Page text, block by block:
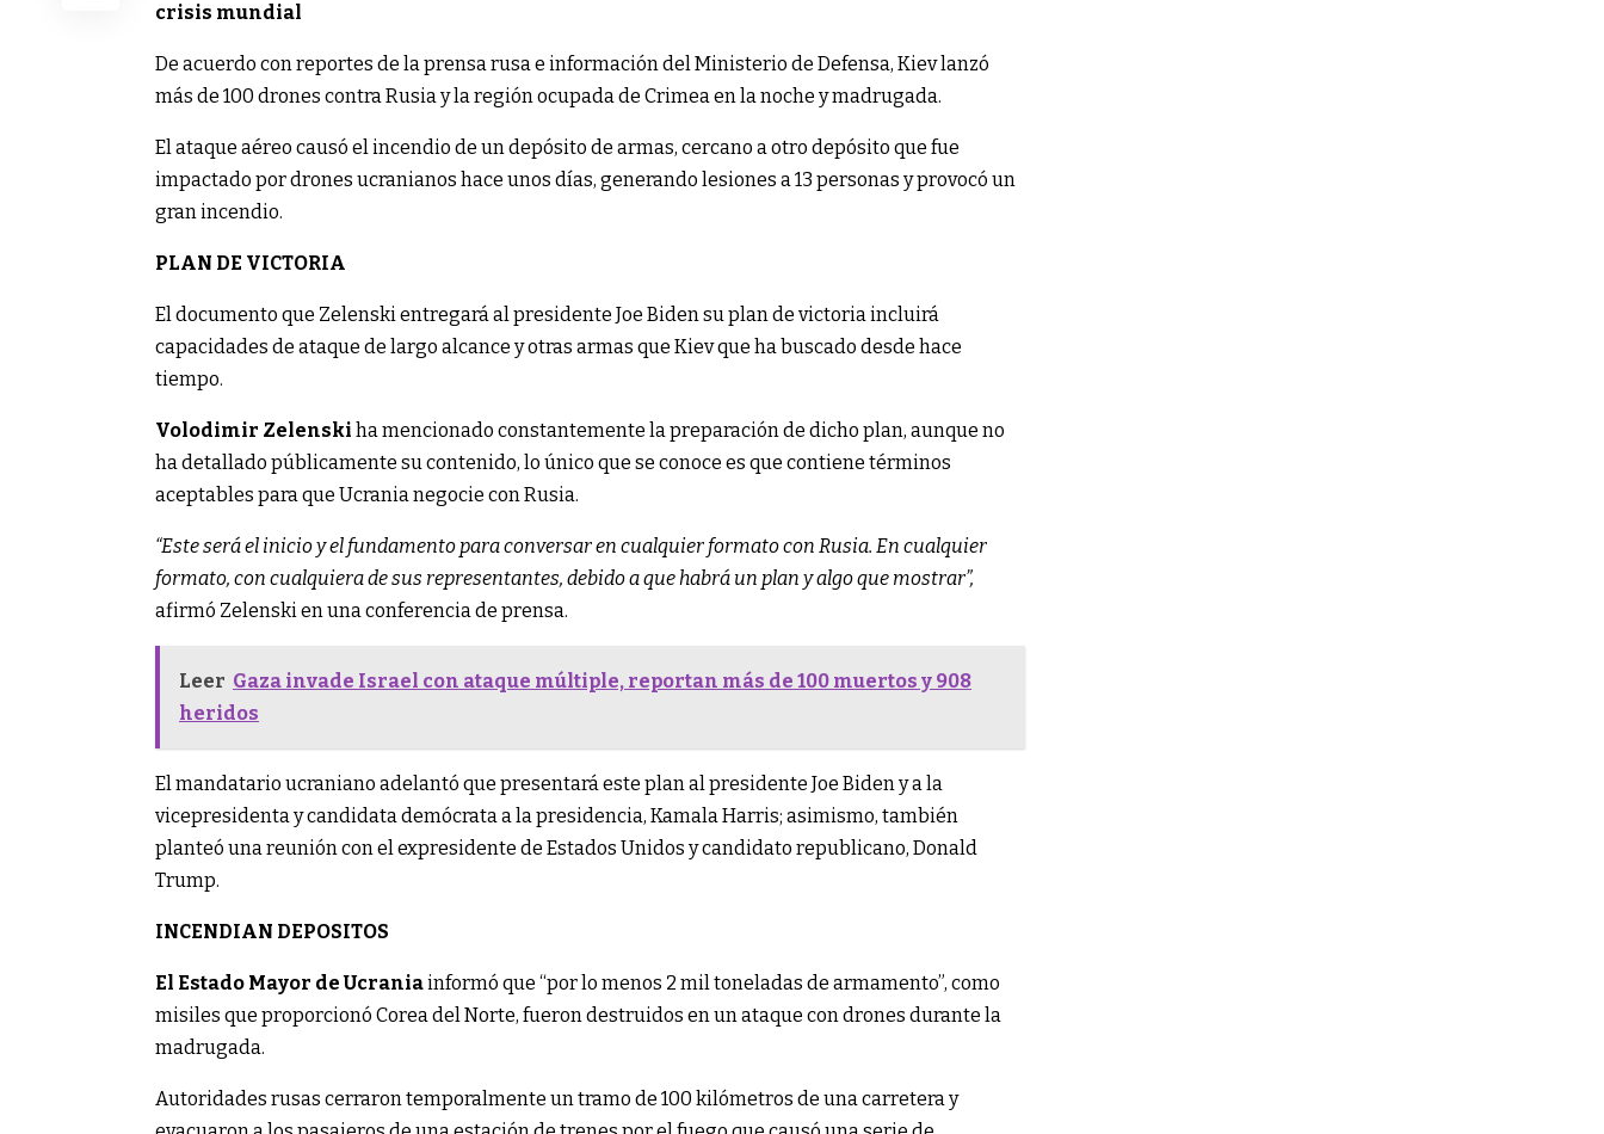
crisis mundial
De acuerdo con reportes de la prensa rusa e información del Ministerio de Defensa, Kiev lanzó
más de 100 drones contra Rusia y la región ocupada de Crimea en la noche y madrugada.
El ataque aéreo causó el incendio de un depósito de armas, cercano a otro depósito que fue
impactado por drones ucranianos hace unos días, generando lesiones a 13 personas y provocó un
gran incendio.
PLAN DE VICTORIA
El documento que Zelenski entregará al presidente Joe Biden su plan de victoria incluirá
capacidades de ataque de largo alcance y otras armas que Kiev que ha buscado desde hace
tiempo.
Volodimir Zelenski ha mencionado constantemente la preparación de dicho plan, aunque no
ha detallado públicamente su contenido, lo único que se conoce es que contiene términos
aceptables para que Ucrania negocie con Rusia.
“Este será el inicio y el fundamento para conversar en cualquier formato con Rusia. En cualquier
formato, con cualquiera de sus representantes, debido a que habrá un plan y algo que mostrar”,
afirmó Zelenski en una conferencia de prensa.
Leer Gaza invade Israel con ataque múltiple, reportan más de 100 muertos y 908
heridos
El mandatario ucraniano adelantó que presentará este plan al presidente Joe Biden y a la
vicepresidenta y candidata demócrata a la presidencia, Kamala Harris; asimismo, también
planteó una reunión con el expresidente de Estados Unidos y candidato republicano, Donald
Trump.
INCENDIAN DEPOSITOS
El Estado Mayor de Ucraniainformó que “por lo menos 2 mil toneladas de armamento”, como
misiles que proporcionó Corea del Norte, fueron destruidos en un ataque con drones durante la
madrugada.
Autoridades rusas cerraron temporalmente un tramo de 100 kilómetros de una carretera y